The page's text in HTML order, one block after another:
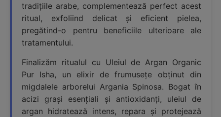
tradițiile arabe, complementează perfect acest
ritual, exfoliind delicat și eficient pielea,
pregătind-o pentru beneficiile ulterioare ale
tratamentului.
Finalizăm ritualul cu Uleiul de Argan Organic
Pur Isha, un elixir de frumusețe obținut din
migdalele arborelui Argania Spinosa. Bogat în
acizi grași esențiali și antioxidanți, uleiul de
argan hidratează intens, repara și protejează